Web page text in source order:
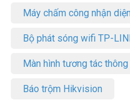
truy cập website
(08).35 166 166 – (08) 3962
Máy chấm công nhận
Bộ phát sóng wifi TP-
Màn hình tương tác thông
Báo trộm Hikvision